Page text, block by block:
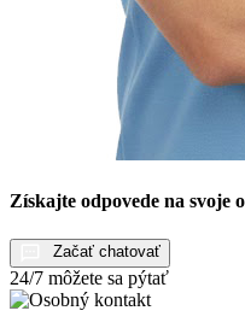
Získajte odpovede na svoje
Začať chatovať
24/7 môžete sa pýtať